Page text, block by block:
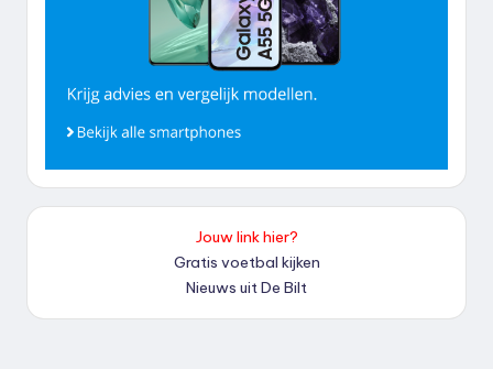
Jouw link hier?
Gratis voetbal kijken
Nieuws uit De Bilt